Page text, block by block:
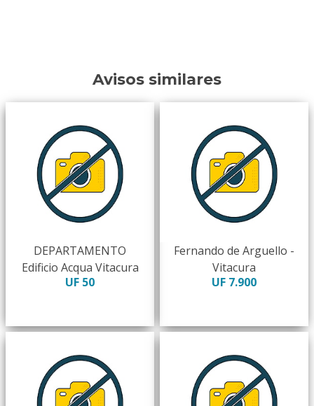
Avisos similares
DEPARTAMENTO
Edificio Acqua Vitacura
UF 50
Fernando de Arguello -
Vitacura
UF 7.900